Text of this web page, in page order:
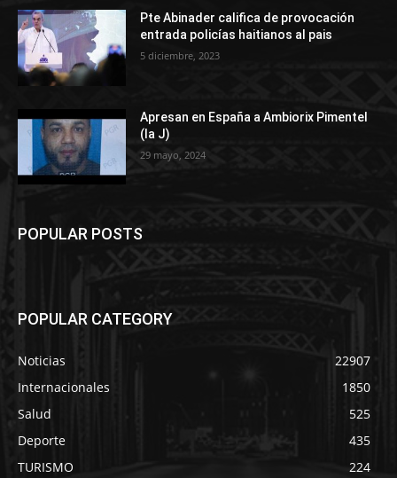
Pte Abinader califica de provocación
entrada policías haitianos al pais
5 diciembre, 2023
Apresan en España a Ambiorix Pimentel
(la J)
29 mayo, 2024
POPULAR POSTS
POPULAR CATEGORY
Noticias
22907
Internacionales
1850
Salud
525
Deporte
435
TURISMO
224